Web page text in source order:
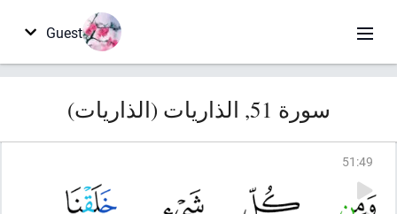
Guest
سورة 51, الذاريات (الذاريات)
51 :49